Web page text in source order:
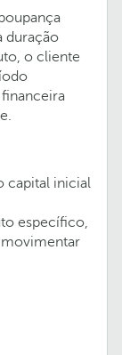
duração
o cliente
capital inicial
específico,